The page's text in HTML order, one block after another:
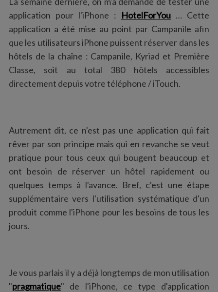
:
application pour l'iPhone : HotelForYou … Cette
application a été mise au point par Campanile afin
que les utilisateurs iPhone puissent réserver dans les
hôtels de la chaîne : Campanile, Kyriad et Première
Classe, soit au total 380 hôtels accessibles
directement depuis votre téléphone / iTouch.
Autrement dit, ce n'est pas une application qui fait
rêver par son principe mais qui en revanche se veut
pratique pour tous ceux qui bougent beaucoup et
ont besoin de réserver un hôtel rapidement ou
quelques temps à l'avance. Bref, c'est une étape
supplémentaire vers l'utilisation systématique d'un
produit comme l'iPhone pour les besoins de tous les
jours.
Je vous parlais il y a déjà longtemps de mon utilisation
"pragmatique" de l'iPhone, ce type d'application